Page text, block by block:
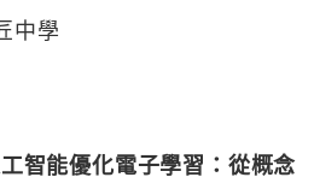
中學
智能優化電子學習：從概念